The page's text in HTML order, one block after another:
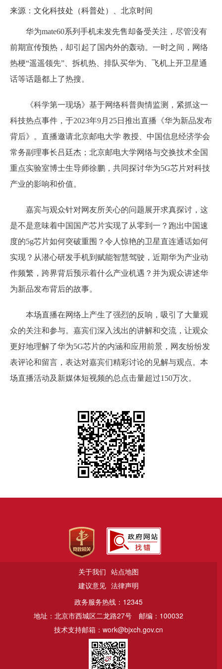
来源：文化科技处（科普处）、北京时间
华为mate60系列手机未发先售却备受关注，尽管没有
前期宣传预热，却引起了国内外的轰动。一时之间，网络
热梗“遥遥领先”、拆机热、排队买华为、飞机上开卫星通
话等话题都上了热搜。
《科学第一现场》基于网络科普舆情监测，紧抓这一
科技热点事件，于2023年9月25日推出直播《华为新品发布
背后》。直播邀请北京邮电大学 教授、中国信息经济学会
常务副理事长吕廷杰；北京邮电大学网络与交换技术全国
重点实验室博士生导师徐鹏，共同探讨华为5G芯片对科技
产业的影响和价值。
嘉宾与观众针对网友所关心的问题展开求真探讨，这
是不是意味着中国国产芯片实现了从零到一？跑出中国速
度的5g芯片如何突破重围？令人惊艳的卫星直连通话如何
实现？从潜心研发手机到赋能智慧驾驶，近期华为产业动
作频繁，跨界背后预示着什么产业机遇？并为观众讲述华
为新品发布背后的故事。
本场直播在网络上产生了强烈的反响，吸引了大量观
众的关注和参与。嘉宾们深入浅出的讲解和交流，让观众
更好地理解了华为5G芯片的内涵和应用前景，网友纷纷发
表评论和留言，表达对嘉宾们精彩讨论的见解与观点。本
场直播活动及新媒体短视频的总点击量超过150万次。
关于我们 站点地图
建议意见 法律声明
政务服务热线：12345
地址：北京市西城区二龙路27号
邮编：100032
技术支持邮箱：work@bjxch.gov.cn